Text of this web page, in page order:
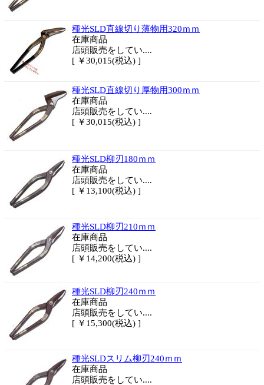
種光SLD直線切り薄物用320ｍｍ
在庫商品
店頭販売をしてい....
[ ￥30,015(税込) ]
種光SLD直線切り厚物用300ｍｍ
在庫商品
店頭販売をしてい....
[ ￥30,015(税込) ]
種光SLD柳刃180ｍｍ
在庫商品
店頭販売をしてい....
[ ￥13,100(税込) ]
種光SLD柳刃210ｍｍ
在庫商品
店頭販売をしてい....
[ ￥14,200(税込) ]
種光SLD柳刃240ｍｍ
在庫商品
店頭販売をしてい....
[ ￥15,300(税込) ]
種光SLDスリム柳刃240ｍｍ
在庫商品
店頭販売をしてい....